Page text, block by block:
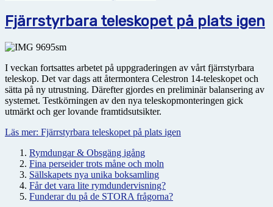
Fjärrstyrbara teleskopet på plats igen
I veckan fortsattes arbetet på uppgraderingen av vårt fjärrstyrbara
teleskop. Det var dags att återmontera Celestron 14-teleskopet och
sätta på ny utrustning. Därefter gjordes en preliminär balansering av
systemet. Testkörningen av den nya teleskopmonteringen gick
utmärkt och ger lovande framtidsutsikter.
Läs mer: Fjärrstyrbara teleskopet på plats igen
Rymdungar & Obsgäng igång
Fina perseider trots måne och moln
Sällskapets nya unika boksamling
Får det vara lite rymdundervisning?
Funderar du på de STORA frågorna?